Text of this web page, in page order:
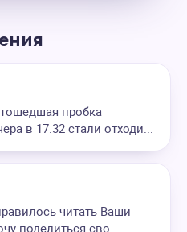
пробка
в 17.32 стали отходи...
читать Ваши
поделиться сво...